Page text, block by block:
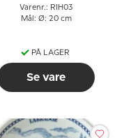
Varenr.: RIH03
Mål: Ø: 20 cm
PÅ LAGER
Se vare